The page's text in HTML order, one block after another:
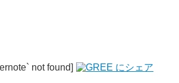
not found]